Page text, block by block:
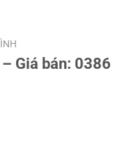
Giá bán: 0386